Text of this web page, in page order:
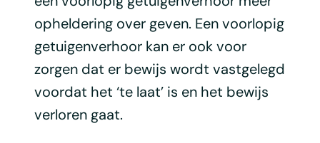
opheldering over geven. Een voorlopig
getuigenverhoor kan er ook voor
zorgen dat er bewijs wordt vastgelegd
voordat het ‘te laat’ is en het bewijs
verloren gaat.